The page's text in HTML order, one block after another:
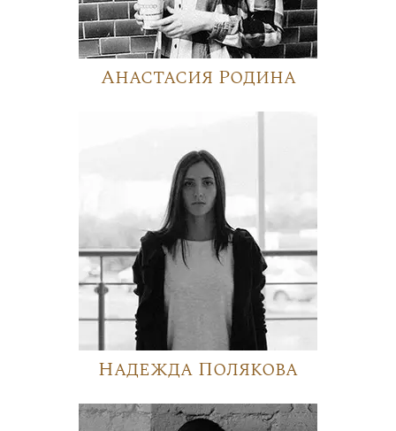
Анастасия Родина
Надежда Полякова